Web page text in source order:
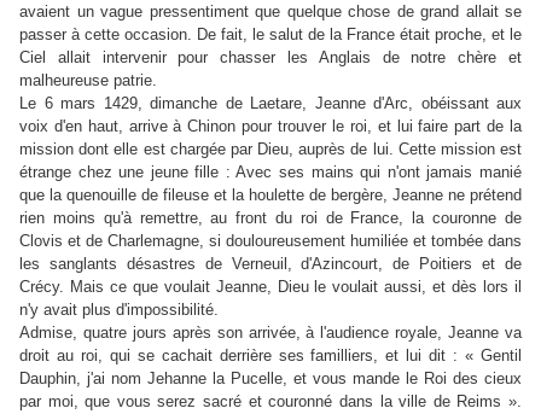
avaient un vague pressentiment que quelque chose de grand allait se
passer à cette occasion. De fait, le salut de la France était proche, et le
Ciel allait intervenir pour chasser les Anglais de notre chère et
malheureuse patrie.
Le 6 mars 1429, dimanche de Laetare, Jeanne d'Arc, obéissant aux
voix d'en haut, arrive à Chinon pour trouver le roi, et lui faire part de la
mission dont elle est chargée par Dieu, auprès de lui. Cette mission est
étrange chez une jeune fille : Avec ses mains qui n'ont jamais manié
que la quenouille de fileuse et la houlette de bergère, Jeanne ne prétend
rien moins qu'à remettre, au front du roi de France, la couronne de
Clovis et de Charlemagne, si douloureusement humiliée et tombée dans
les sanglants désastres de Verneuil, d'Azincourt, de Poitiers et de
Crécy. Mais ce que voulait Jeanne, Dieu le voulait aussi, et dès lors il
n'y avait plus d'impossibilité.
Admise, quatre jours après son arrivée, à l'audience royale, Jeanne va
droit au roi, qui se cachait derrière ses familliers, et lui dit : « Gentil
Dauphin, j'ai nom Jehanne la Pucelle, et vous mande le Roi des cieux
par moi, que vous serez sacré et couronné dans la ville de Reims ».